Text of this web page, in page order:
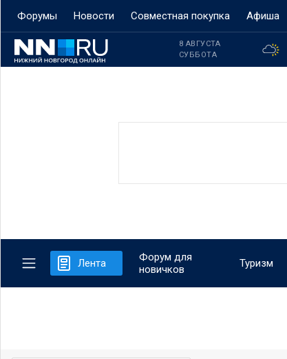
Форумы Новости Совместная покупка Афиша
8 АВГУСТА
СУББОТА
Лента
Форум для
новичков
Туризм